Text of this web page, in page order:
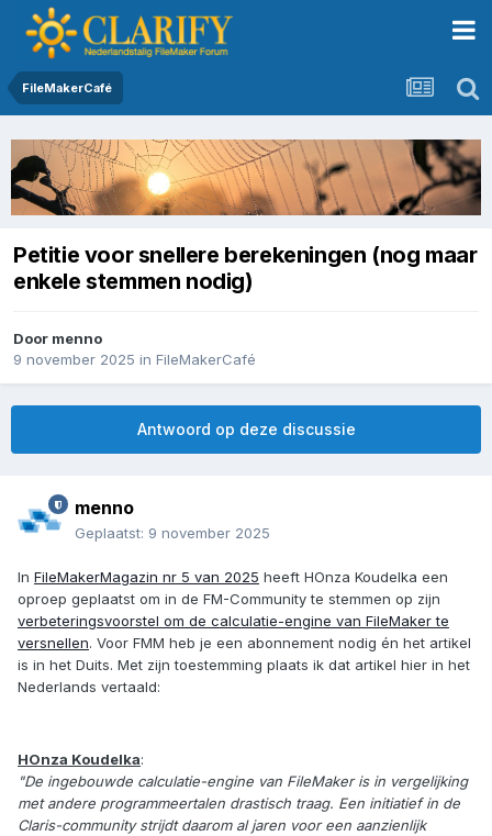
FileMakerCafé
Petitie voor snellere berekeningen (nog maar
enkele stemmen nodig)
Door menno
9 november 2025 in FileMakerCafé
Antwoord op deze discussie
menno
Geplaatst: 9 november 2025
In FileMakerMagazin nr 5 van 2025 heeft HOnza Koudelka een
oproep geplaatst om in de FM-Community te stemmen op zijn
verbeteringsvoorstel om de calculatie-engine van FileMaker te
versnellen. Voor FMM heb je een abonnement nodig én het artikel
is in het Duits. Met zijn toestemming plaats ik dat artikel hier in het
Nederlands vertaald:
HOnza Koudelka:
"De ingebouwde calculatie-engine van FileMaker is in vergelijking
met andere programmeertalen drastisch traag. Een initiatief in de
Claris-community strijdt daarom al jaren voor een aanzienlijk